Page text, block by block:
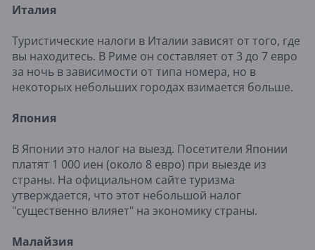
Италия
Туристические налоги в Италии зависят от того, где
вы находитесь. В Риме он составляет от 3 до 7 евро
за ночь в зависимости от типа номера, но в
некоторых небольших городах взимается больше.
Япония
В Японии это налог на выезд. Посетители Японии
платят 1 000 иен (около 8 евро) при выезде из
страны. На официальном сайте туризма
утверждается, что этот небольшой налог
"существенно влияет" на экономику страны.
Малайзия